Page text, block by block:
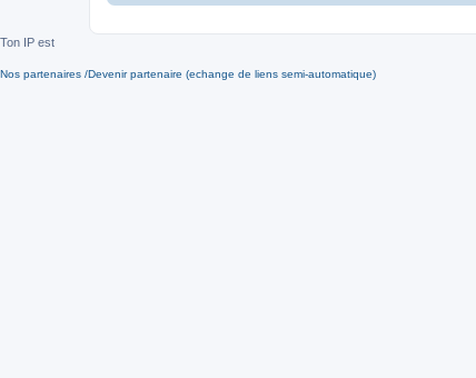
Ton IP est
Nos partenaires /Devenir partenaire (echange de liens semi-automatique)